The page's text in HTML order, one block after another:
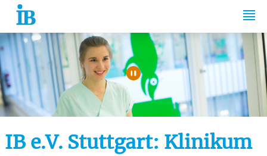
Springe zum Inhalt
Automatische
IB e.V. Stuttgart: Klinikum